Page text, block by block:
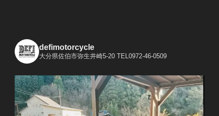
defimotorcycle
大分県佐伯市弥生井崎5-20 TEL0972-46-0509